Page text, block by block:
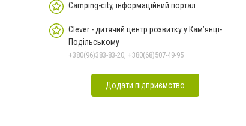
Camping-city, інформаційний портал
Clever - дитячий центр розвитку у Кам’янці-
Подільському
+380(96)383-83-20, +380(68)507-49-95
Додати підприємство